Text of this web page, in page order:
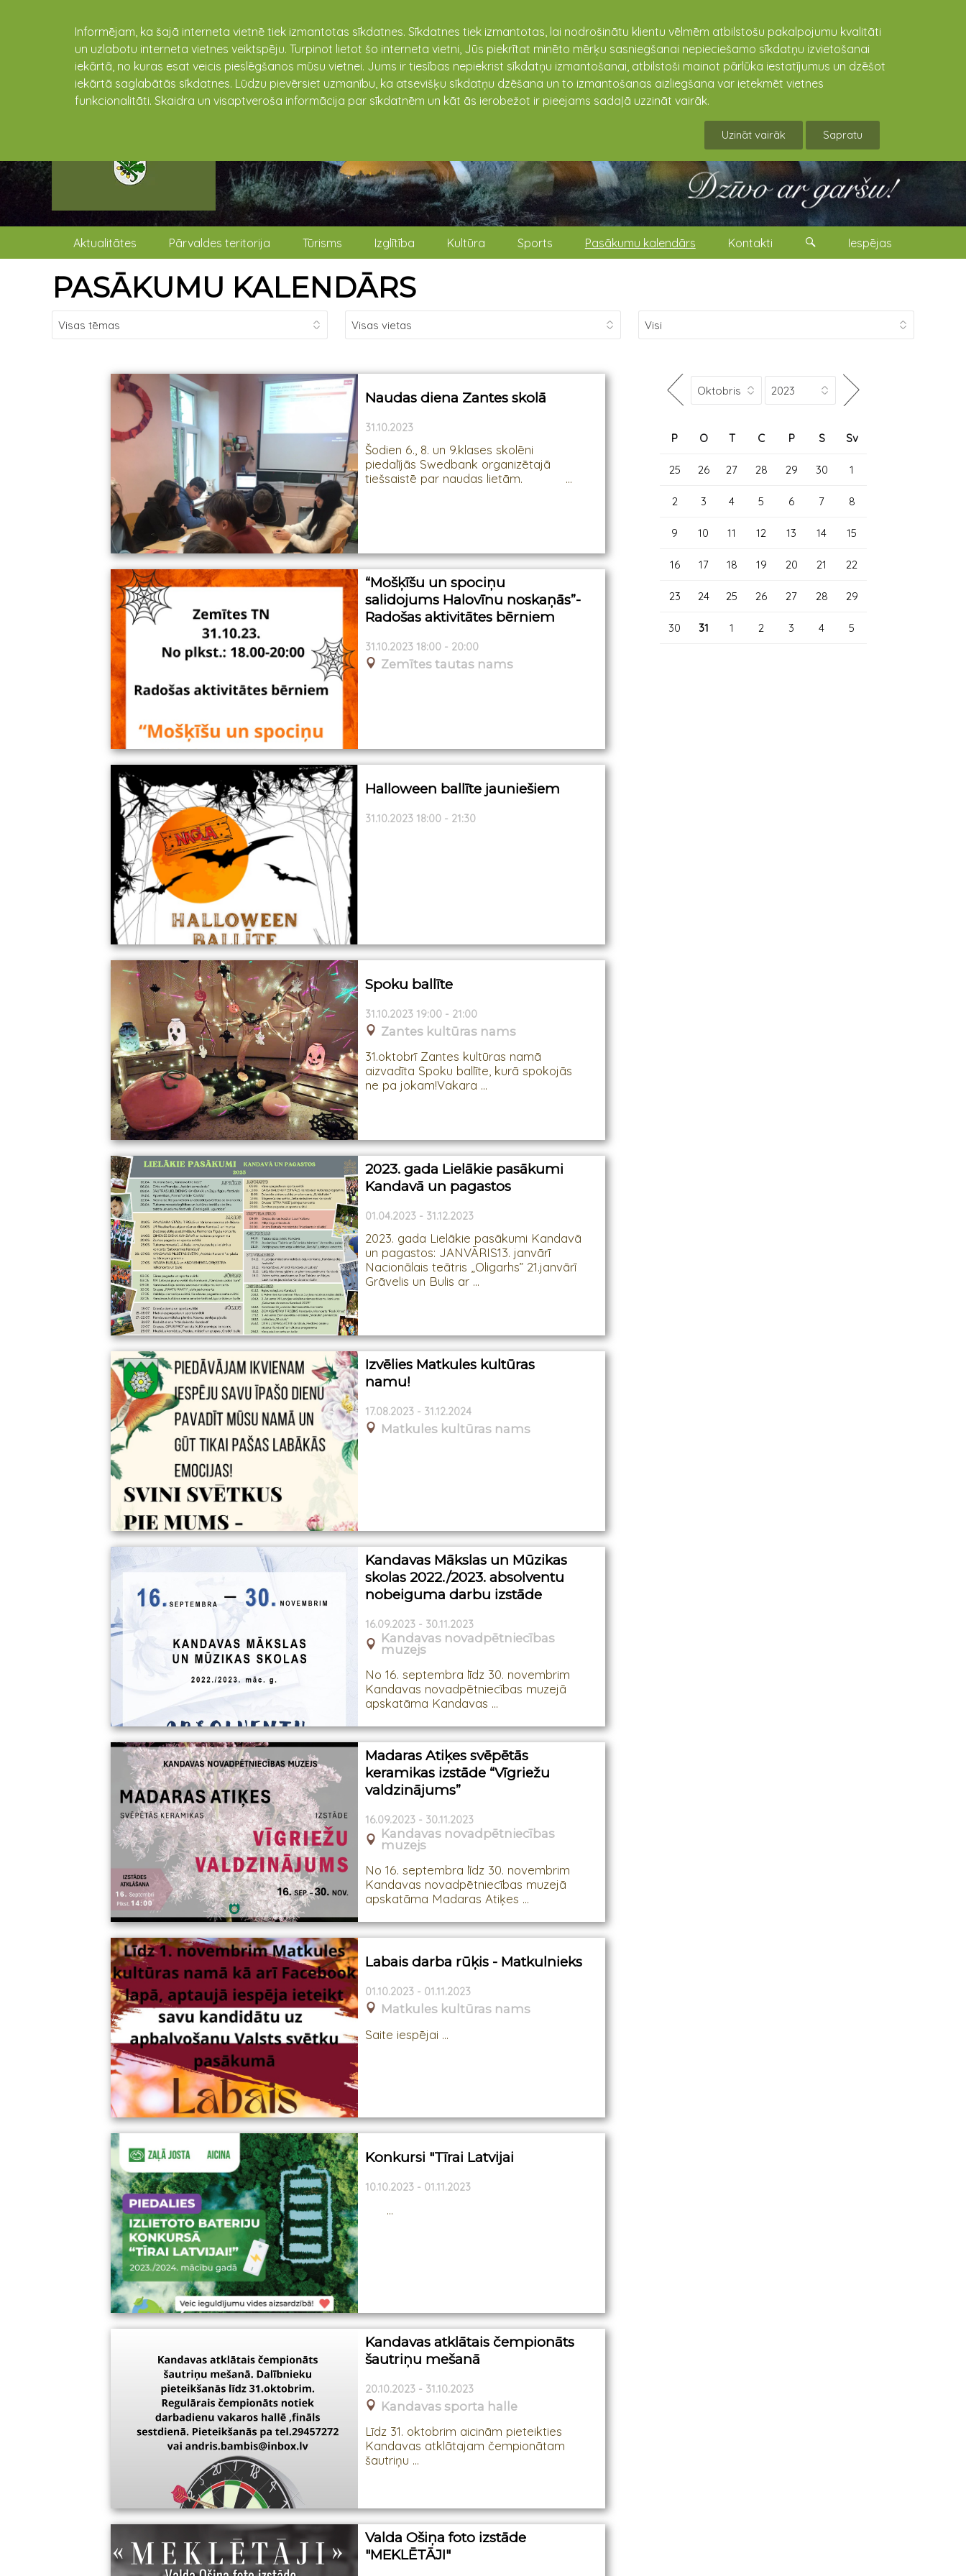
Informējam, ka šajā interneta vietnē tiek izmantotas sīkdatnes. Sīkdatnes tiek izmantotas, lai nodrošinātu klientu vēlmēm atbilstošu pakalpojumu kvalitāti
un uzlabotu interneta vietnes veiktspēju. Turpinot lietot šo interneta vietni, Jūs piekrītat minēto mērķu sasniegšanai nepieciešamo sīkdatņu izvietošanai
iekārtā, no kuras esat veicis pieslēgšanos mūsu vietnei. Jums ir tiesības nepiekrist sīkdatņu izmantošanai, atbilstoši mainot pārlūka iestatījumus un dzēšot
iekārtā saglabātās sīkdatnes. Lūdzu pievērsiet uzmanību, ka atsevišķu sīkdatņu dzēšana un to izmantošanas aizliegšana var ietekmēt vietnes
funkcionalitāti. Skaidra un visaptveroša informācija par sīkdatnēm un kāt ās ierobežot ir pieejams sadaļā uzzināt vairāk.
Uzināt vairāk Sapratu
Aktualitātes Pārvaldes teritorija Tūrisms Izglītība Kultūra Sports Pasākumu kalendārs Kontakti Iespējas
PASĀKUMU KALENDĀRS
Naudas diena Zantes skolā
31.10.2023
Šodien 6., 8. un 9.klases skolēni
piedalījās Swedbank organizētajā
tiešsaistē par naudas lietām. ...
“Mošķīšu un spociņu
salidojums Halovīnu noskaņās”-
Radošas aktivitātes bērniem
31.10.2023 18:00 - 20:00
Zemītes tautas nams
Halloween ballīte jauniešiem
31.10.2023 18:00 - 21:30
Spoku ballīte
31.10.2023 19:00 - 21:00
Zantes kultūras nams
31.oktobrī Zantes kultūras namā
aizvadīta Spoku ballīte, kurā spokojās
ne pa jokam!Vakara ...
2023. gada Lielākie pasākumi
Kandavā un pagastos
01.04.2023 - 31.12.2023
2023. gada Lielākie pasākumi Kandavā
un pagastos: JANVĀRIS13. janvārī
Nacionālais teātris „Oligarhs” 21.janvārī
Grāvelis un Bulis ar ...
Izvēlies Matkules kultūras
namu!
17.08.2023 - 31.12.2024
Matkules kultūras nams
Kandavas Mākslas un Mūzikas
skolas 2022./2023. absolventu
nobeiguma darbu izstāde
16.09.2023 - 30.11.2023
Kandavas novadpētniecības
muzejs
No 16. septembra līdz 30. novembrim
Kandavas novadpētniecības muzejā
apskatāma Kandavas ...
Madaras Atiķes svēpētās
keramikas izstāde “Vīgriežu
valdzinājums”
16.09.2023 - 30.11.2023
Kandavas novadpētniecības
muzejs
No 16. septembra līdz 30. novembrim
Kandavas novadpētniecības muzejā
apskatāma Madaras Atiķes ...
Labais darba rūķis - Matkulnieks
01.10.2023 - 01.11.2023
Matkules kultūras nams
Saite iespējai ...
Konkursi "Tīrai Latvijai
10.10.2023 - 01.11.2023
...
Kandavas atklātais čempionāts
šautriņu mešanā
20.10.2023 - 31.10.2023
Kandavas sporta halle
Līdz 31. oktobrim aicinām pieteikties
Kandavas atklātajam čempionātam
šautriņu ...
Valda Ošiņa foto izstāde
"MEKLĒTĀJI"
P O T C P S Sv
25 26 27 28 29 30 1
2 3 4 5 6 7 8
9 10 11 12 13 14 15
16 17 18 19 20 21 22
23 24 25 26 27 28 29
30 31 1 2 3 4 5